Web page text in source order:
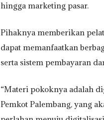
hingga marketing pasar.
Pihaknya memberikan
dapat memanfaatkan
serta sistem pembayaran
“Materi pokoknya adalah
Pemkot Palembang, yang